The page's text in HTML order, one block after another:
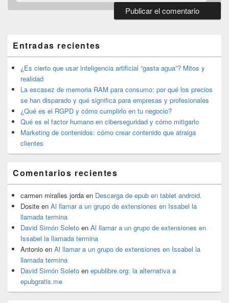
widget
barra
lateral
primaria
Entradas recientes
¿Es cierto que usar inteligencia artificial “gasta agua”? Mitos y
realidad
La escasez de memoria RAM para consumo: por qué los precios
se han disparado y qué significa para empresas y profesionales
¿Qué es el RGPD y cómo cumplirlo en tu negocio?
Qué es el factor humano en ciberseguridad y cómo mitigarlo
Marketing de contenidos: cómo crear contenido que atraiga
clientes
Comentarios recientes
carmen miralles jorda en Descarga de epub en tablet android.
Dosite en Al llamar a un grupo de extensiones en Issabel la
llamada termina
David Simón Soleto en Al llamar a un grupo de extensiones en
Issabel la llamada termina
Antonio en Al llamar a un grupo de extensiones en Issabel la
llamada termina
David Simón Soleto en epublibre.org: la alternativa a
epubgratis.me